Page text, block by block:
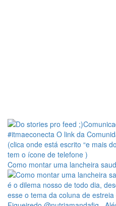
Como montar uma lancheira